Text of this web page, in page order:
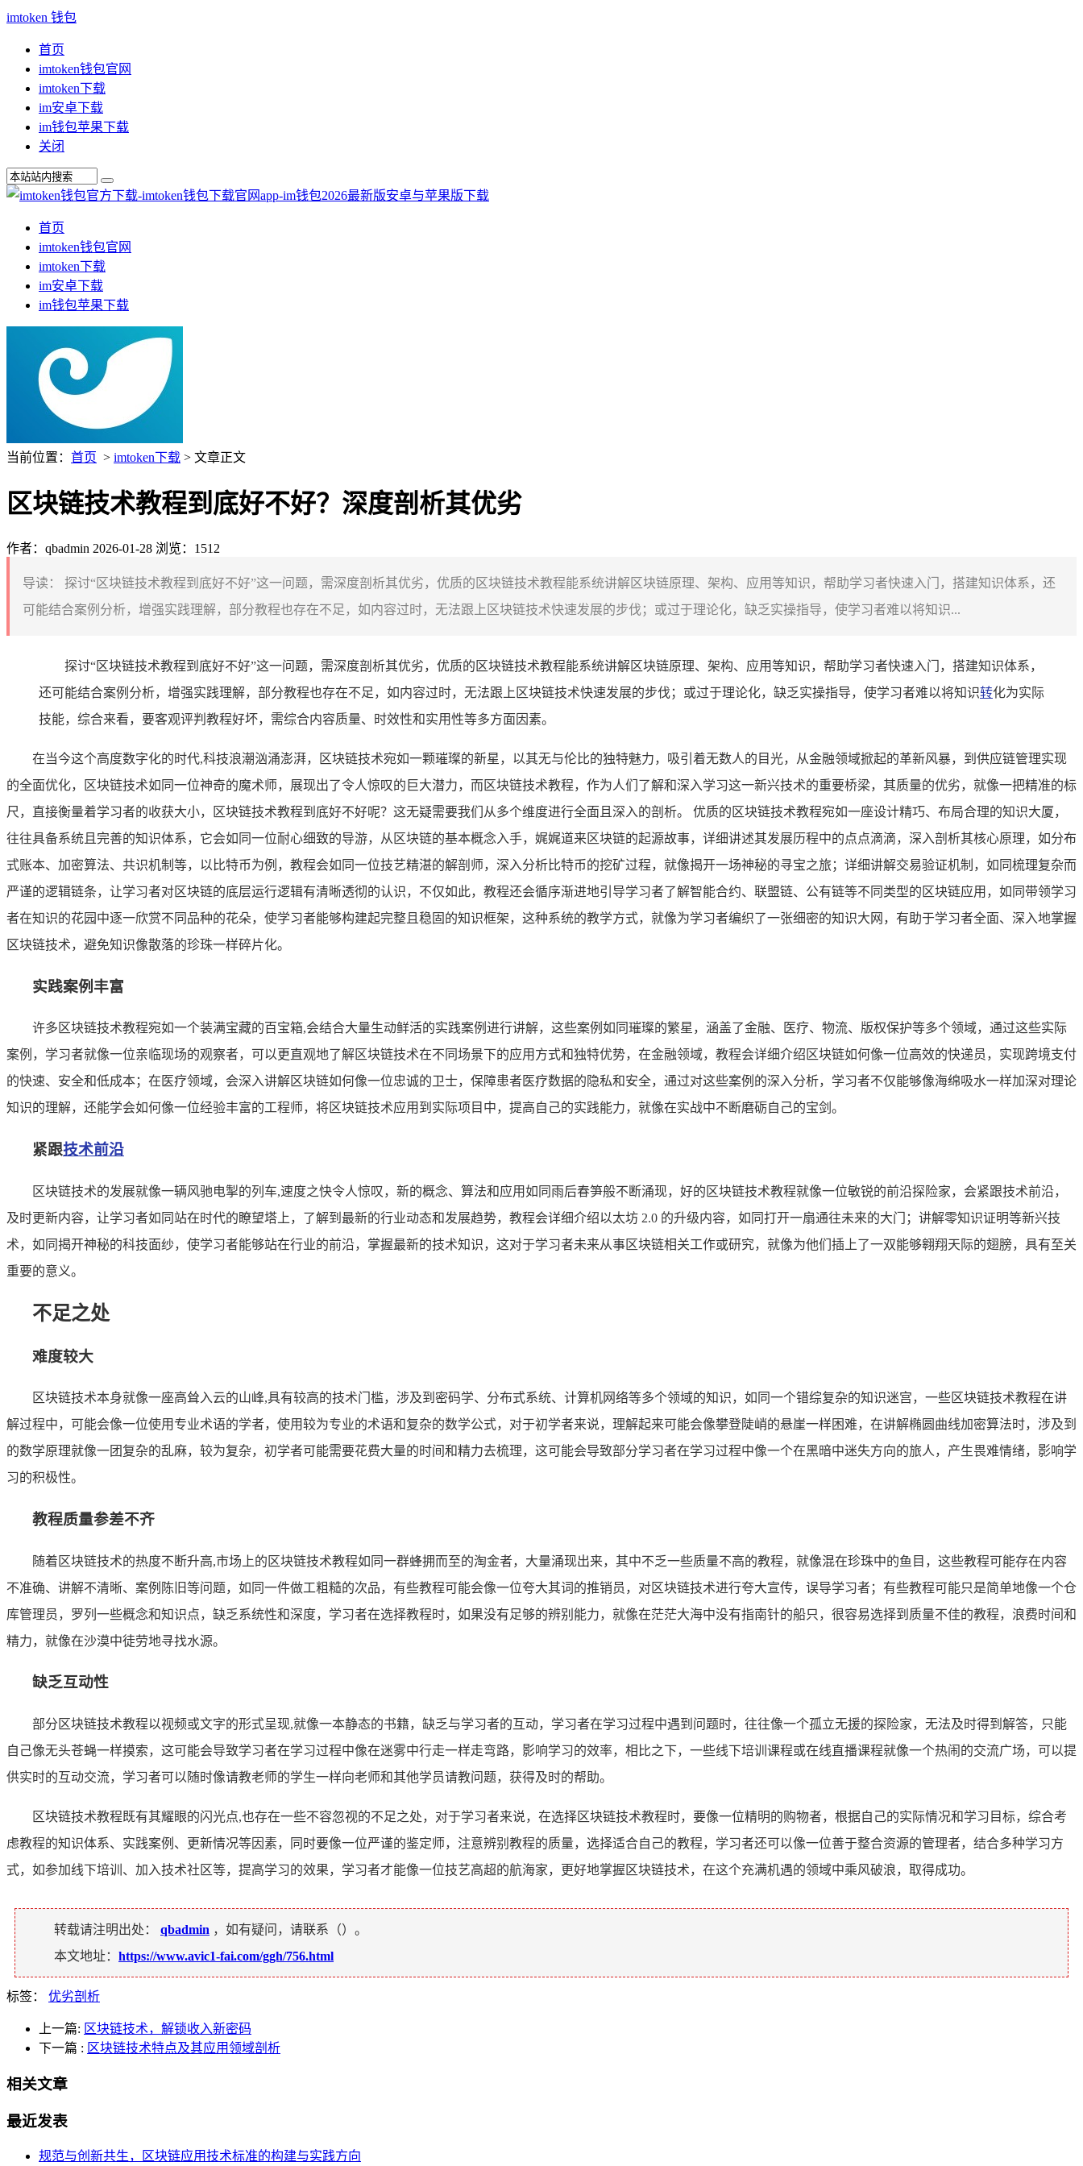
imtoken 钱包
首页
imtoken钱包官网
imtoken下载
im安卓下载
im钱包苹果下载
关闭
首页
imtoken钱包官网
imtoken下载
im安卓下载
im钱包苹果下载
当前位置： 首页 > imtoken下载 > 文章正文
区块链技术教程到底好不好？深度剖析其优劣
作者：qbadmin 2026-01-28 浏览：1512
导读：
探讨“区块链技术教程到底好不好”这一问题，需深度剖析其优劣，优质的区块链技术教程能系统讲解区块链原理、架构、应用等知识，帮助学习者快速入门，搭建知识体系，还
可能结合案例分析，增强实践理解，部分教程也存在不足，如内容过时，无法跟上区块链技术快速发展的步伐；或过于理论化，缺乏实操指导，使学习者难以将知识...
探讨“区块链技术教程到底好不好”这一问题，需深度剖析其优劣，优质的区块链技术教程能系统讲解区块链原理、架构、应用等知识，帮助学习者快速入门，搭建知识体系，
还可能结合案例分析，增强实践理解，部分教程也存在不足，如内容过时，无法跟上区块链技术快速发展的步伐；或过于理论化，缺乏实操指导，使学习者难以将知识转化为实际
技能，综合来看，要客观评判教程好坏，需综合内容质量、时效性和实用性等多方面因素。
在当今这个高度数字化的时代,科技浪潮汹涌澎湃，区块链技术宛如一颗璀璨的新星，以其无与伦比的独特魅力，吸引着无数人的目光，从金融领域掀起的革新风暴，到供应链管理实现
的全面优化，区块链技术如同一位神奇的魔术师，展现出了令人惊叹的巨大潜力，而区块链技术教程，作为人们了解和深入学习这一新兴技术的重要桥梁，其质量的优劣，就像一把精准的标
尺，直接衡量着学习者的收获大小，区块链技术教程到底好不好呢？这无疑需要我们从多个维度进行全面且深入的剖析。 优质的区块链技术教程宛如一座设计精巧、布局合理的知识大厦，
往往具备系统且完善的知识体系，它会如同一位耐心细致的导游，从区块链的基本概念入手，娓娓道来区块链的起源故事，详细讲述其发展历程中的点点滴滴，深入剖析其核心原理，如分布
式账本、加密算法、共识机制等，以比特币为例，教程会如同一位技艺精湛的解剖师，深入分析比特币的挖矿过程，就像揭开一场神秘的寻宝之旅；详细讲解交易验证机制，如同梳理复杂而
严谨的逻辑链条，让学习者对区块链的底层运行逻辑有清晰透彻的认识，不仅如此，教程还会循序渐进地引导学习者了解智能合约、联盟链、公有链等不同类型的区块链应用，如同带领学习
者在知识的花园中逐一欣赏不同品种的花朵，使学习者能够构建起完整且稳固的知识框架，这种系统的教学方式，就像为学习者编织了一张细密的知识大网，有助于学习者全面、深入地掌握
区块链技术，避免知识像散落的珍珠一样碎片化。
实践案例丰富
许多区块链技术教程宛如一个装满宝藏的百宝箱,会结合大量生动鲜活的实践案例进行讲解，这些案例如同璀璨的繁星，涵盖了金融、医疗、物流、版权保护等多个领域，通过这些实际
案例，学习者就像一位亲临现场的观察者，可以更直观地了解区块链技术在不同场景下的应用方式和独特优势，在金融领域，教程会详细介绍区块链如何像一位高效的快递员，实现跨境支付
的快速、安全和低成本；在医疗领域，会深入讲解区块链如何像一位忠诚的卫士，保障患者医疗数据的隐私和安全，通过对这些案例的深入分析，学习者不仅能够像海绵吸水一样加深对理论
知识的理解，还能学会如何像一位经验丰富的工程师，将区块链技术应用到实际项目中，提高自己的实践能力，就像在实战中不断磨砺自己的宝剑。
紧跟技术前沿
区块链技术的发展就像一辆风驰电掣的列车,速度之快令人惊叹，新的概念、算法和应用如同雨后春笋般不断涌现，好的区块链技术教程就像一位敏锐的前沿探险家，会紧跟技术前沿，
及时更新内容，让学习者如同站在时代的瞭望塔上，了解到最新的行业动态和发展趋势，教程会详细介绍以太坊 2.0 的升级内容，如同打开一扇通往未来的大门；讲解零知识证明等新兴技
术，如同揭开神秘的科技面纱，使学习者能够站在行业的前沿，掌握最新的技术知识，这对于学习者未来从事区块链相关工作或研究，就像为他们插上了一双能够翱翔天际的翅膀，具有至关
重要的意义。
不足之处
难度较大
区块链技术本身就像一座高耸入云的山峰,具有较高的技术门槛，涉及到密码学、分布式系统、计算机网络等多个领域的知识，如同一个错综复杂的知识迷宫，一些区块链技术教程在讲
解过程中，可能会像一位使用专业术语的学者，使用较为专业的术语和复杂的数学公式，对于初学者来说，理解起来可能会像攀登陡峭的悬崖一样困难，在讲解椭圆曲线加密算法时，涉及到
的数学原理就像一团复杂的乱麻，较为复杂，初学者可能需要花费大量的时间和精力去梳理，这可能会导致部分学习者在学习过程中像一个在黑暗中迷失方向的旅人，产生畏难情绪，影响学
习的积极性。
教程质量参差不齐
随着区块链技术的热度不断升高,市场上的区块链技术教程如同一群蜂拥而至的淘金者，大量涌现出来，其中不乏一些质量不高的教程，就像混在珍珠中的鱼目，这些教程可能存在内容
不准确、讲解不清晰、案例陈旧等问题，如同一件做工粗糙的次品，有些教程可能会像一位夸大其词的推销员，对区块链技术进行夸大宣传，误导学习者；有些教程可能只是简单地像一个仓
库管理员，罗列一些概念和知识点，缺乏系统性和深度，学习者在选择教程时，如果没有足够的辨别能力，就像在茫茫大海中没有指南针的船只，很容易选择到质量不佳的教程，浪费时间和
精力，就像在沙漠中徒劳地寻找水源。
缺乏互动性
部分区块链技术教程以视频或文字的形式呈现,就像一本静态的书籍，缺乏与学习者的互动，学习者在学习过程中遇到问题时，往往像一个孤立无援的探险家，无法及时得到解答，只能
自己像无头苍蝇一样摸索，这可能会导致学习者在学习过程中像在迷雾中行走一样走弯路，影响学习的效率，相比之下，一些线下培训课程或在线直播课程就像一个热闹的交流广场，可以提
供实时的互动交流，学习者可以随时像请教老师的学生一样向老师和其他学员请教问题，获得及时的帮助。
区块链技术教程既有其耀眼的闪光点,也存在一些不容忽视的不足之处，对于学习者来说，在选择区块链技术教程时，要像一位精明的购物者，根据自己的实际情况和学习目标，综合考
虑教程的知识体系、实践案例、更新情况等因素，同时要像一位严谨的鉴定师，注意辨别教程的质量，选择适合自己的教程，学习者还可以像一位善于整合资源的管理者，结合多种学习方
式，如参加线下培训、加入技术社区等，提高学习的效果，学习者才能像一位技艺高超的航海家，更好地掌握区块链技术，在这个充满机遇的领域中乘风破浪，取得成功。
转载请注明出处： qbadmin ，如有疑问，请联系（）。
本文地址： https://www.avic1-fai.com/ggh/756.html
标签： 优劣剖析
上一篇: 区块链技术，解锁收入新密码
下一篇 : 区块链技术特点及其应用领域剖析
相关文章
最近发表
规范与创新共生，区块链应用技术标准的构建与实践方向